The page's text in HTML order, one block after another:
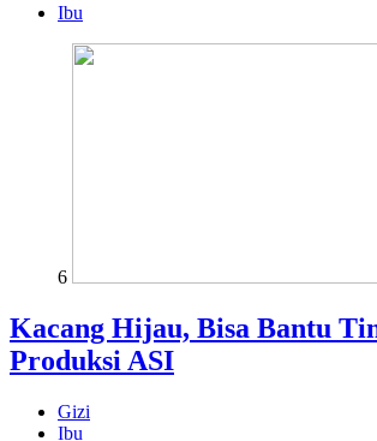
Ibu
6
Kacang Hijau, Bisa Bantu
Produksi ASI
Gizi
Ibu